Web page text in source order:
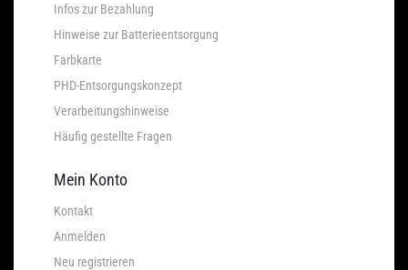
Infos zur Bezahlung
Hinweise zur Batterieentsorgung
Farbkarte
PHD-Entsorgungskonzept
Verarbeitungshinweise
Häufig gestellte Fragen
Mein Konto
Kontakt
Anmelden
Neu registrieren